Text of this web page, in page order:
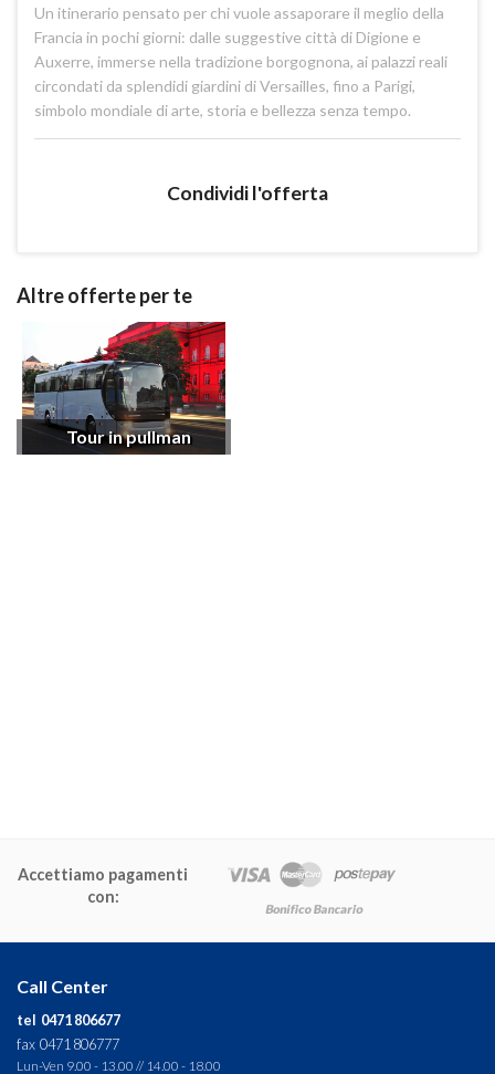
Un itinerario pensato per chi vuole assaporare il meglio della
Francia in pochi giorni: dalle suggestive città di Digione e
Auxerre, immerse nella tradizione borgognona, ai palazzi reali
circondati da splendidi giardini di Versailles, fino a Parigi,
simbolo mondiale di arte, storia e bellezza senza tempo.
Condividi l'offerta
Altre offerte per te
Tour in pullman
Accettiamo pagamenti
con:
Call Center
tel 0471 806677
fax 0471 806777
Lun-Ven 9.00 - 13.00 // 14.00 - 18.00